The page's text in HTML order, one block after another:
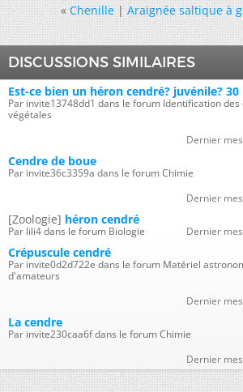
« Chenille|Araignée saltique à
DISCUSSIONS SIMILAIRES
Est-ce bien un héron cendré? juvénile? 30
Par invite13748dd1 dans le forum Identification
végétales
Dernier
Cendre de boue
Par invite36c3359a dans le forum Chimie
Dernier
[Zoologie] héron cendré
Par lili4 dans le forum Biologie Dernier
Crépuscule cendré
Par invite0d2d722e dans le forum Matériel
d'amateurs
Dernier
La cendre
Par invite230caa6f dans le forum Chimie
Dernier